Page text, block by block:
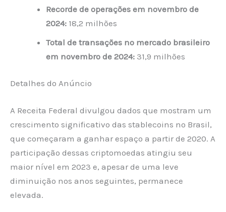
Recorde de operações em novembro de
2024: 18,2 milhões
Total de transações no mercado brasileiro
em novembro de 2024: 31,9 milhões
Detalhes do Anúncio
A Receita Federal divulgou dados que mostram um
crescimento significativo das stablecoins no Brasil,
que começaram a ganhar espaço a partir de 2020. A
participação dessas criptomoedas atingiu seu
maior nível em 2023 e, apesar de uma leve
diminuição nos anos seguintes, permanece
elevada.